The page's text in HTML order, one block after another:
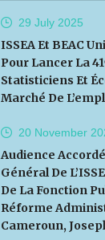
29 July 2025
ISSEA Et BEAC
Pour Lancer La
Statisticiens Et
Marché De
20 November
Audience
Général De
De La Fonction
Réforme
Cameroun,